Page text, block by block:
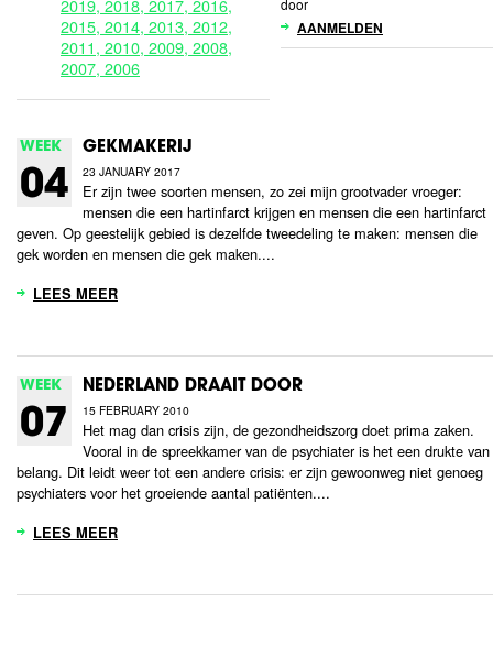
2019, 2018, 2017, 2016,
2015, 2014, 2013, 2012,
2011, 2010, 2009, 2008,
2007, 2006
door
AANMELDEN
WEEK
04
GEKMAKERIJ
23 JANUARY 2017
Er zijn twee soorten mensen, zo zei mijn grootvader vroeger:
mensen die een hartinfarct krijgen en mensen die een hartinfarct
geven. Op geestelijk gebied is dezelfde tweedeling te maken: mensen die
gek worden en mensen die gek maken....
LEES MEER
WEEK
07
NEDERLAND DRAAIT DOOR
15 FEBRUARY 2010
Het mag dan crisis zijn, de gezondheidszorg doet prima zaken.
Vooral in de spreekkamer van de psychiater is het een drukte van
belang. Dit leidt weer tot een andere crisis: er zijn gewoonweg niet genoeg
psychiaters voor het groeiende aantal patiënten....
LEES MEER